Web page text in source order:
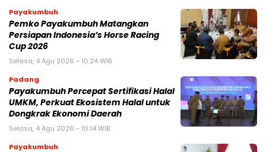
Payakumbuh
Pemko Payakumbuh Matangkan
Persiapan Indonesia’s Horse Racing
Cup 2026
Selasa, 4 Agu 2026 - 10:24 WIB
Padang
Payakumbuh Percepat Sertifikasi Halal
UMKM, Perkuat Ekosistem Halal untuk
Dongkrak Ekonomi Daerah
Selasa, 4 Agu 2026 - 10:14 WIB
Payakumbuh